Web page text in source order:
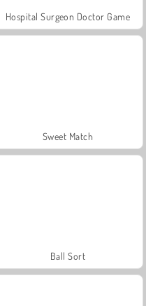
Hospital Surgeon Doctor Game
Sweet Match
Ball Sort